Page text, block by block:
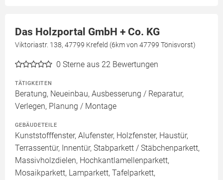
Das Holzportal GmbH + Co. KG
Viktoriastr. 138, 47799 Krefeld (6km von 47799 Tönisvorst)
0 Sterne aus 22 Bewertungen
TÄTIGKEITEN
Beratung, Neueinbau, Ausbesserung / Reparatur,
Verlegen, Planung / Montage
GEBÄUDETEILE
Kunststofffenster, Alufenster, Holzfenster, Haustür,
Terrassentür, Innentür, Stabparkett / Stäbchenparkett,
Massivholzdielen, Hochkantlamellenparkett,
Mosaikparkett, Lamparkett, Tafelparkett,